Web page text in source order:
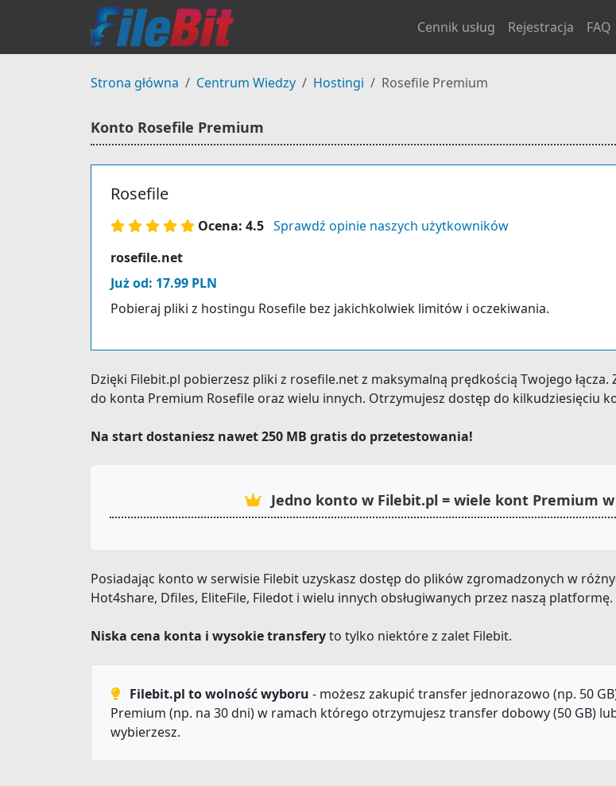
Cennik usług Rejestracja FAQ
Strona główna Centrum Wiedzy Hostingi Rosefile Premium
Konto Rosefile Premium
Rosefile
Ocena: 4.5 Sprawdź opinie naszych użytkowników
rosefile.net
Już od: 17.99 PLN
Pobieraj pliki z hostingu Rosefile bez jakichkolwiek limitów i oczekiwania.
Dzięki Filebit.pl pobierzesz pliki z rosefile.net z maksymalną prędkością Twojego
do konta Premium Rosefile oraz wielu innych. Otrzymujesz dostęp do kilkudziesięciu
Na start dostaniesz nawet 250 MB gratis do przetestowania!
Jedno konto w Filebit.pl = wiele kont Premium
Posiadając konto w serwisie Filebit uzyskasz dostęp do plików zgromadzonych w
Hot4share, Dfiles, EliteFile, Filedot i wielu innych obsługiwanych przez naszą platformę.
Niska cena konta i wysokie transferyto tylko niektóre z zalet Filebit.
Filebit.pl to wolność wyboru - możesz zakupić transfer jednorazowo (np. 50
Premium (np. na 30 dni) w ramach którego otrzymujesz transfer dobowy (50 GB)
wybierzesz.